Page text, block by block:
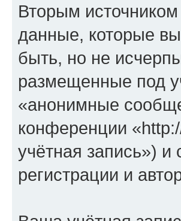
Вторым
данные, которые
быть, но не
размещенные под
«анонимные
конференции
учётная запись»)
регистрации и